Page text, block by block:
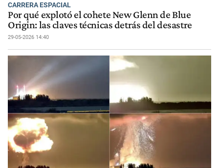
CARRERA ESPACIAL
Por qué explotó el cohete New Glenn de Blue
Origin: las claves técnicas detrás del desastre
29-05-2026 14:40